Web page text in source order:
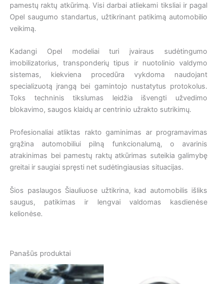
pamestų raktų atkūrimą. Visi darbai atliekami tiksliai ir pagal
Opel saugumo standartus, užtikrinant patikimą automobilio
veikimą.
Kadangi Opel modeliai turi įvairaus sudėtingumo
imobilizatorius, transponderių tipus ir nuotolinio valdymo
sistemas, kiekviena procedūra vykdoma naudojant
specializuotą įrangą bei gamintojo nustatytus protokolus.
Toks techninis tikslumas leidžia išvengti užvedimo
blokavimo, saugos klaidų ar centrinio užrakto sutrikimų.
Profesionaliai atliktas rakto gaminimas ar programavimas
grąžina automobiliui pilną funkcionalumą, o avarinis
atrakinimas bei pamestų raktų atkūrimas suteikia galimybę
greitai ir saugiai spręsti net sudėtingiausias situacijas.
Šios paslaugos Šiauliuose užtikrina, kad automobilis išliks
saugus, patikimas ir lengvai valdomas kasdienėse
kelionėse.
Panašūs produktai